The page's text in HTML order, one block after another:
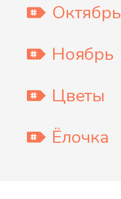
Октябрь
Ноябрь
Цветы
Ёлочка